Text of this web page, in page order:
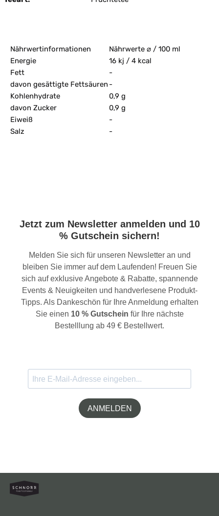
Nährwertinformationen
Nährwerte ⌀ / 100 ml
Energie
16 kj / 4 kcal
Fett
-
davon gesättigte Fettsäuren -
Kohlenhydrate
0,9 g
davon Zucker
0,9 g
Eiweiß
-
Salz
-
Jetzt zum Newsletter anmelden und 10
% Gutschein sichern!
Melden Sie sich für unseren Newsletter an und
bleiben Sie immer auf dem Laufenden! Freuen Sie
sich auf exklusive Angebote & Rabatte, spannende
Events & Neuigkeiten und handverlesene Produkt-
Tipps. Als Dankeschön für Ihre Anmeldung erhalten
Sie einen 10 % Gutschein für Ihre nächste
Bestelllung ab 49 € Bestellwert.
ANMELDEN